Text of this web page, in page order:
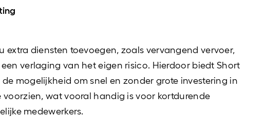
extra diensten toevoegen, zoals vervangend vervoer,
verlaging van het eigen risico. Hierdoor biedt Short
de mogelijkheid om snel en zonder grote investering in
voorzien, wat vooral handig is voor kortdurende
medewerkers.